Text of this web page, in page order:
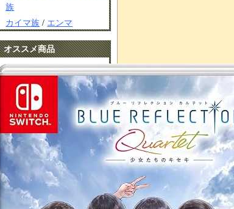
族
カイマ族 / エンマ
オススメ商品